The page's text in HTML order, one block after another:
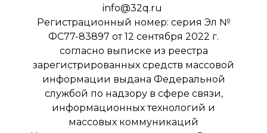
info@32q.ru
Регистрационный номер: серия Эл №
ФС77-83897 от 12 сентября 2022 г.
согласно выписке из реестра
зарегистрированных средств массовой
информации выдана Федеральной
службой по надзору в сфере связи,
информационных технологий и
массовых коммуникаций